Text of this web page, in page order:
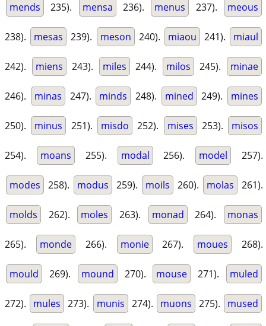
mends 235). mensa 236). menus 237). meous
238). mesas 239). meson 240). miaou 241). miaul
242). miens 243). miles 244). milos 245). minae
246). minas 247). minds 248). mined 249). mines
250). minus 251). misdo 252). mises 253). misos
254). moans 255). modal 256). model 257).
modes 258). modus 259). moils 260). molas 261).
molds 262). moles 263). monad 264). monas
265). monde 266). monie 267). moues 268).
mould 269). mound 270). mouse 271). muled
272). mules 273). munis 274). muons 275). mused